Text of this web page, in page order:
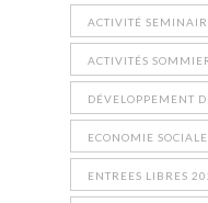
ACTIVITÉ
ACTIVITÉS
DÉVELOPPEMENT
ECONOMIE
ENTREES LIBRES